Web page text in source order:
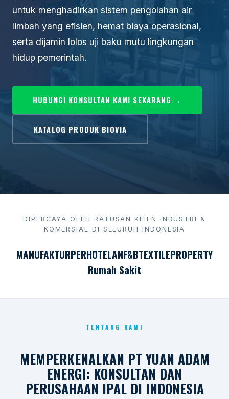
untuk menghadirkan sistem pengolahan air
limbah yang efisien, hemat biaya operasional,
serta dijamin lolos uji baku mutu lingkungan
hidup pemerintah.
HUBUNGI KONSULTAN KAMI SEKARANG →
KATALOG PRODUK BIOVIA
DIPERCAYA OLEH RATUSAN KLIEN INDUSTRI &
KOMERSIAL DI SELURUH INDONESIA
MANUFAKTURPERHOTELANF&BTEXTILEPROPERTY
Rumah Sakit
TENTANG KAMI
MEMPERKENALKAN PT YUAN ADAM
ENERGI: KONSULTAN DAN
PERUSAHAAN IPAL DI INDONESIA